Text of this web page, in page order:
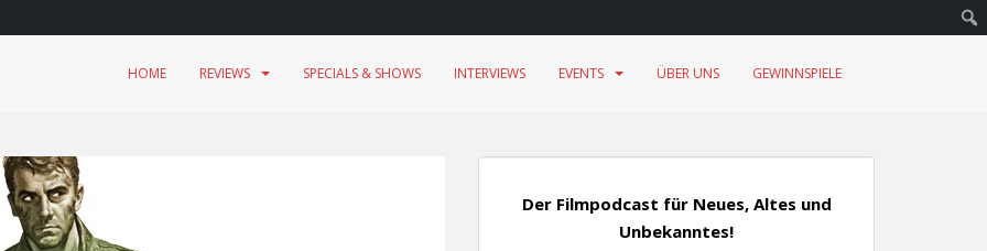
HOME REVIEWS SPECIALS & SHOWS INTERVIEWS EVENTS ÜBER UNS GEWINNSPIELE
Der Filmpodcast für Neues, Altes und
Unbekanntes!